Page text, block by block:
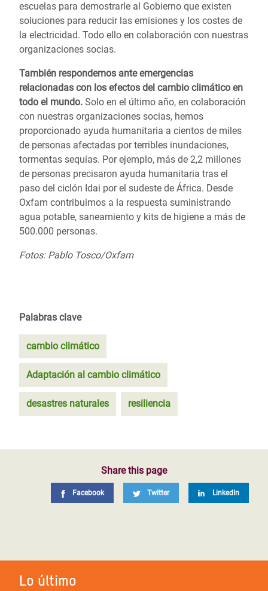
escuelas para demostrarle al Gobierno que existen
soluciones para reducir las emisiones y los costes de
la electricidad. Todo ello en colaboración con nuestras
organizaciones socias.
También respondemos ante emergencias
relacionadas con los efectos del cambio climático en
todo el mundo. Solo en el último año, en colaboración
con nuestras organizaciones socias, hemos
proporcionado ayuda humanitaria a cientos de miles
de personas afectadas por terribles inundaciones,
tormentas sequías. Por ejemplo, más de 2,2 millones
de personas precisaron ayuda humanitaria tras el
paso del ciclón Idai por el sudeste de África. Desde
Oxfam contribuimos a la respuesta suministrando
agua potable, saneamiento y kits de higiene a más de
500.000 personas.
Fotos: Pablo Tosco/Oxfam
Palabras clave
cambio climático
Adaptación al cambio climático
desastres naturales resiliencia
Share this page
Facebook Twitter LinkedIn
Lo último